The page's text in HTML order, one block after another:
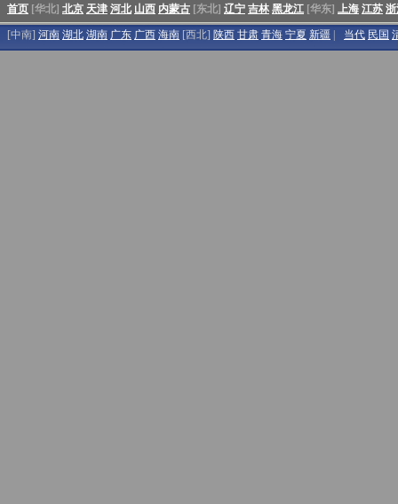
首页 [华北] 北京 天津 河北 山西 内蒙古 [东北] 辽宁 吉林 黑龙江 [华东] 上海 江苏
[中南] 河南 湖北 湖南 广东 广西 海南 [西北] 陕西 甘肃 青海 宁夏 新疆 当代 民国